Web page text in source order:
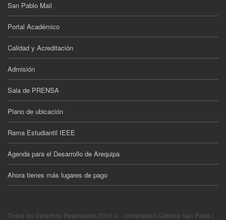
San Pablo Mail
Portal Académico
Calidad y Acreditación
Admisión
Sala de PRENSA
Plano de ubicación
Rama Estudiantil IEEE
Agenda para el Desarrollo de Arequipa
Ahora tienes más lugares de pago
Todos los Derechos Reservados 2016 © · Universidad Católica San Pablo |